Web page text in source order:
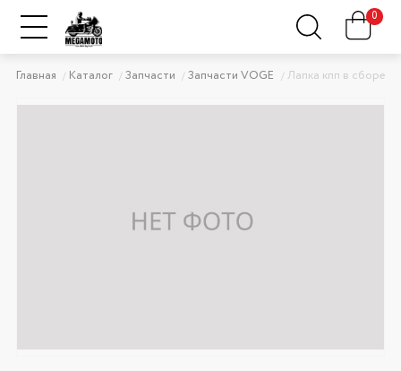
0
Главная Каталог Запчасти Запчасти VOGE Лапка кпп в сборе